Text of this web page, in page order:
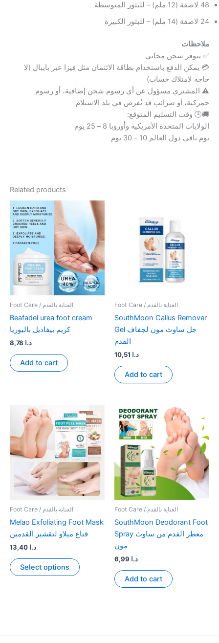
48 لاصقة (12 ملم) – للبثور المتوسطة
24 لاصقة (14 ملم) – للبثور الكبيرة
ملاحظات
✅ يتوفر شحن مجاني
💳 يمكن الدفع باستخدام بطاقة الائتمان مثل فيزا عبر بايبال (لا
حاجة لامتلاك حساب)
⚠️ المشتري مسؤول عن أي رسوم شحن إضافية، أو رسوم
جمركية، أو ضرائب قد تُفرض في بلد الاستلام
🚚🕒 وقت التسليم المتوقع:
الولايات المتحدة الأمريكية وأوروبا 8 – 25 يوم
يوم باقي دول العالم 10 – 30 يوم
Related products
Foot Care / العناية بالقدم
Beafadel urea foot cream
كريم بيفاديل باليوريا
د.ا
Add to cart
Foot Care / العناية بالقدم
SouthMoon Callus Remover
Gel جل ساوث مون لجفاف
القدم
د.ا
Add to cart
Foot Care / العناية بالقدم
Melao Exfoliating Foot Mask
قناع ميلاو لتقشير القدمين
د.ا
Select options
product
Foot Care / العناية بالقدم
SouthMoon Deodorant Foot
Spray معطر القدم من ساوث
مون
د.ا
Add to cart